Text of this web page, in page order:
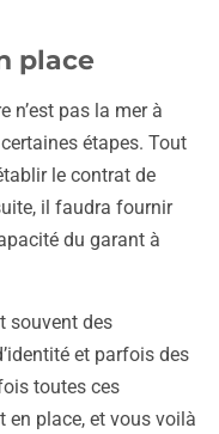
place
n’est pas la mer à
étapes. Tout
le contrat de
il faudra fournir
du garant à
souvent des
et parfois des
toutes ces
place, et vous voilà